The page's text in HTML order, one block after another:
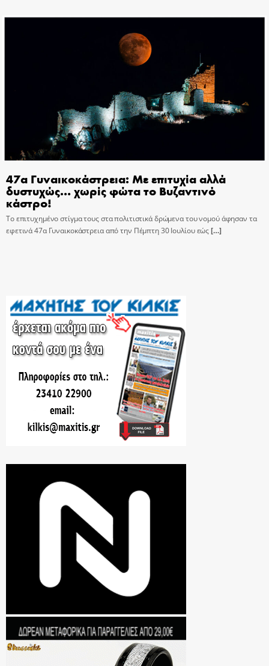
47α Γυναικοκάστρεια: Με επιτυχία αλλά
δυστυχώς… χωρίς φώτα το Βυζαντινό
κάστρο!
Το επιτυχημένο στίγμα τους στα πολιτιστικά δρώμενα του νομού άφησαν τα
εφετινά 47α Γυναικοκάστρεια από την Πέμπτη 30 Ιουλίου εώς[…]